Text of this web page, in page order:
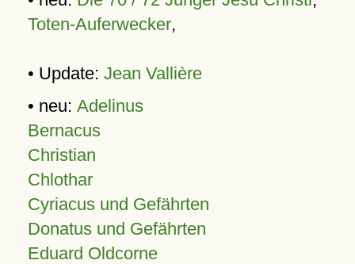
Toten-Auferwecker,
• Update: Jean Vallière
• neu: Adelinus
Bernacus
Christian
Chlothar
Cyriacus und Gefährten
Donatus und Gefährten
Eduard Oldcorne